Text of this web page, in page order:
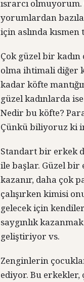
ısrarcı olmuyorum.
yorumlardan
için aslında kısmen
Çok güzel bir
olma ihtimali diğer
kadar köfte
güzel kadınlarda
Nedir bu köfte?
Çünkü biliyoruz ki
Standart bir erkek
ile başlar. Güzel bir
kazanır, daha çok
çalışırken kimisi
gelecek için
saygınlık
geliştiriyor vs.
Zenginlerin
ediyor. Bu erkekler,